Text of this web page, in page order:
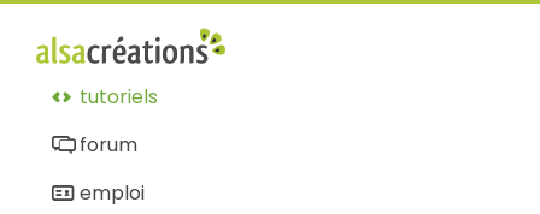
tutoriels
forum
emploi